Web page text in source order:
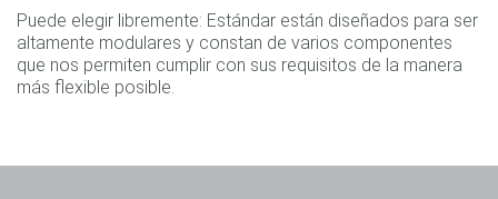
Puede elegir libremente: Estándar están diseñados para ser
altamente modulares y constan de varios componentes
que nos permiten cumplir con sus requisitos de la manera
más flexible posible.